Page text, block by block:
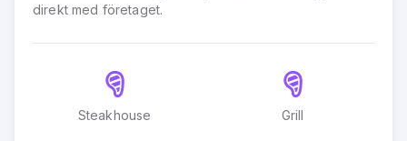
direkt med företaget.
Steakhouse Grill